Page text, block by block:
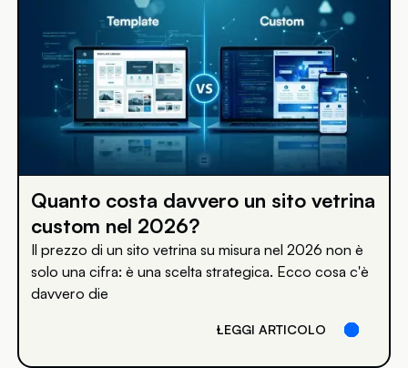
Quanto costa davvero un sito vetrina
custom nel 2026?
Il prezzo di un sito vetrina su misura nel 2026 non è
solo una cifra: è una scelta strategica. Ecco cosa c'è
davvero die
LEGGI ARTICOLO